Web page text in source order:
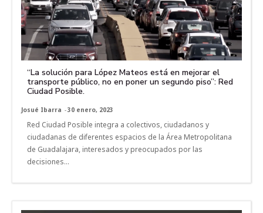
“La solución para López Mateos está en mejorar el
transporte público, no en poner un segundo piso”: Red
Ciudad Posible.
Josué Ibarra -30 enero, 2023
Red Ciudad Posible integra a colectivos, ciudadanos y
ciudadanas de diferentes espacios de la Área Metropolitana
de Guadalajara, interesados y preocupados por las
decisiones...